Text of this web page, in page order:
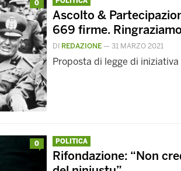
0
Ascolto &
669 firme.
DI REDAZIONE — 31 MARZO 2021
Proposta di legge di
0 POLITICA
Rifondazione: “Non